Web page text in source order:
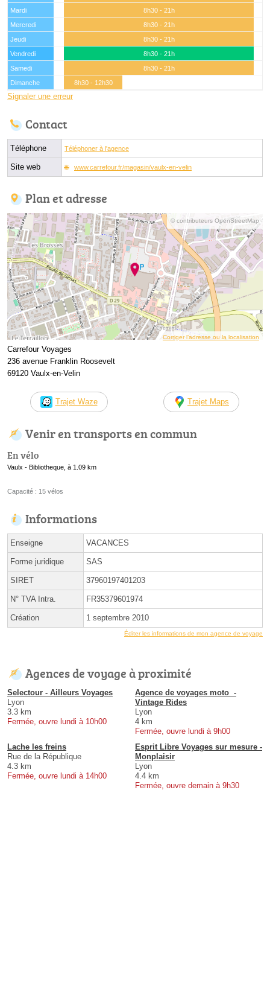
Mardi
8h30 - 21h
Mercredi
8h30 - 21h
Jeudi
8h30 - 21h
Vendredi
8h30 - 21h
Samedi
8h30 - 21h
Dimanche
8h30 - 12h30
Signaler une erreur
Contact
Téléphone Téléphoner à l'agence
Site web www.carrefour.fr/magasin/vaulx-en-velin
Plan et adresse
© contributeurs OpenStreetMap
Corriger l’adresse ou la localisation
Carrefour Voyages
236 avenue Franklin Roosevelt
69120 Vaulx-en-Velin
Trajet Waze Trajet Maps
Venir en transports en commun
En vélo
Vaulx - Bibliotheque, à 1.09 km
Capacité : 15 vélos
Informations
Enseigne VACANCES
Forme juridique SAS
SIRET 37960197401203
N° TVA Intra. FR35379601974
Création 1 septembre 2010
Éditer les informations de mon agence de voyage
Agences de voyage à proximité
Selectour - Ailleurs Voyages
Lyon
3.3 km
Fermée, ouvre lundi à 10h00
Agence de voyages moto ️ -
Vintage Rides
Lyon
4 km
Fermée, ouvre lundi à 9h00
Lache les freins
Rue de la République
4.3 km
Fermée, ouvre lundi à 14h00
Esprit Libre Voyages sur mesure -
Monplaisir
Lyon
4.4 km
Fermée, ouvre demain à 9h30